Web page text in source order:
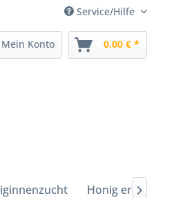
Service/Hilfe
Mein Konto 0,00 € *
Honig ernten
